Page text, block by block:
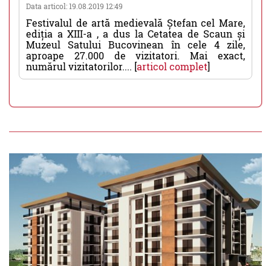
Data articol: 19.08.2019 12:49
Festivalul de artă medievală Ștefan cel Mare,
ediția a XIII-a , a dus la Cetatea de Scaun și
Muzeul Satului Bucovinean în cele 4 zile,
aproape 27.000 de vizitatori. Mai exact,
numărul vizitatorilor.... [articol complet]